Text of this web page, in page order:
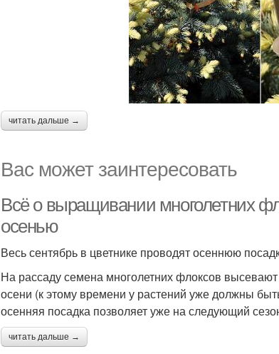
читать дальше →
Вас может заинтересовать
Всё о выращивании многолетних
осенью
Весь сентябрь в цветнике проводят осеннюю
На рассаду семена многолетних флоксов
осени (к этому времени у растений уже должны
осенняя посадка позволяет уже на следующий
читать дальше →